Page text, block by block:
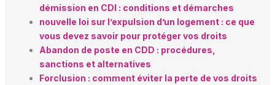
démission en CDI : conditions et démarches
nouvelle loi sur l’expulsion d’un logement : ce que
vous devez savoir pour protéger vos droits
Abandon de poste en CDD : procédures,
sanctions et alternatives
Forclusion : comment éviter la perte de vos droits